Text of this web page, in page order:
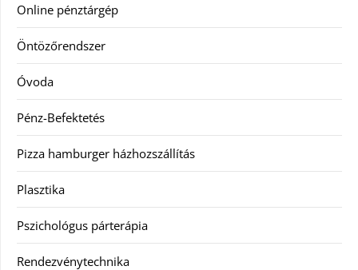
Online pénztárgép
Öntözőrendszer
Óvoda
Pénz-Befektetés
Pizza hamburger házhozszállítás
Plasztika
Pszichológus párterápia
Rendezvénytechnika